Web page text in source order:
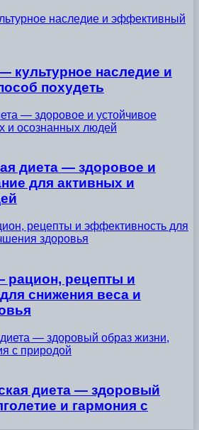
наследие и эффективный
культурное наследие и
похудеть
— здоровое и устойчивое
и осознанных людей
диета — здоровое и
для активных и
рецепты и эффективность для
здоровья
рацион, рецепты и
снижения веса и
— здоровый образ жизни,
с природой
диета — здоровый
и гармония с